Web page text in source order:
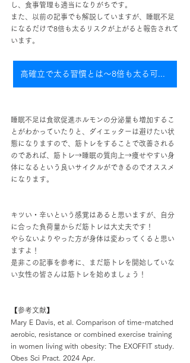
し、食事管理も適当になりがちです。
また、以前の記事でも解説していますが、睡眠不足
になるだけで8倍も太るリスクが上がると報告されて
います。
高確立で太る習慣とは〜8倍も太る可能性〜の記事はコチラ
睡眠不足は食欲促進ホルモンの分泌量も増加するこ
とがわかっていたりと、ダイエッターは避けたい状
態になりますので、筋トレをすることで改善される
のであれば、筋トレ→睡眠の質向上→痩せやすい身
体になるという良いサイクルができるのでオススメ
になります。
キツい・辛いという感覚はあると思いますが、自分
に合った負荷量からだ筋トレは大丈夫です！
やらないよりやった方が身体は変わってくると思い
ますよ！
是非この記事を参考に、まだ筋トレを開始していな
い女性の皆さんは筋トレを始めましょう！
【参考文献】
Mary E Davis, et al. Comparison of time-matched
aerobic, resistance or combined exercise training
in women living with obesity: The EXOFFIT study.
Obes Sci Pract. 2024 Apr.